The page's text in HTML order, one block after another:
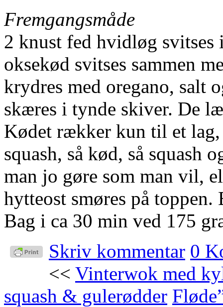
Fremgangsmåde
2 knust fed hvidløg
oksekød svitses sammen
krydres med oregano, salt
skæres i tynde skiver. De
Kødet rækker kun til et lag,
squash, så kød, så squash
man jo gøre som man vil,
hytteost smøres på
Bag i ca 30 min ved 175
Skriv kommentar 0
<< Vinterwok med
squash & gulerødder